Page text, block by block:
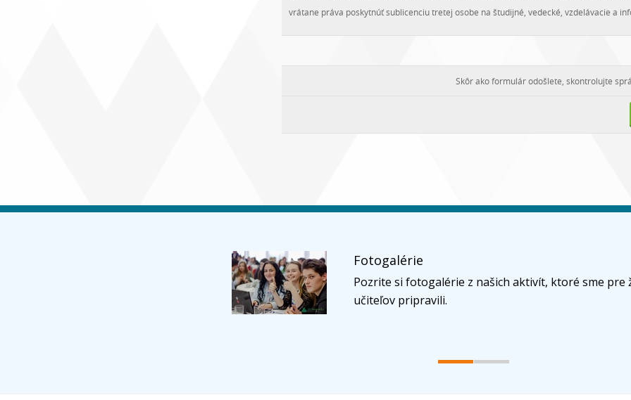
vrátane práva poskytnúť sublicenciu tretej osobe na študijné, vedecké, vzdelávacie a
Skôr ako formulár odošlete, skontrolujte
Fotogalérie
Pozrite si fotogalérie z našich aktivít, ktoré sme pre
učiteľov pripravili.